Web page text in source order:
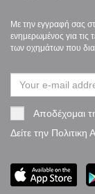
Με την εγγραφή σας
ενημερωμένος για τις
των οχημάτων που
Αποδέχομαι
Δείτε την